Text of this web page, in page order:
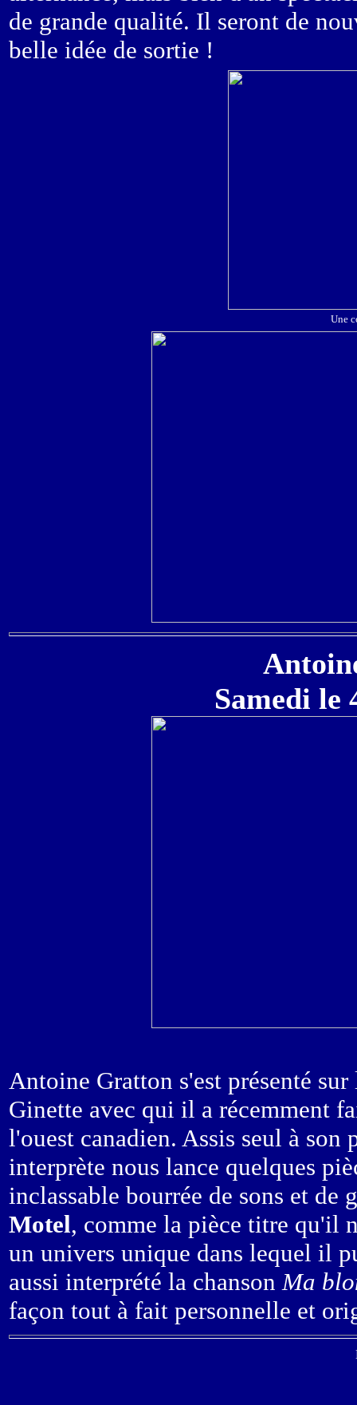
de grande qualité. Il seront de
belle idée de sortie !
Une
Samedi le
Antoine Gratton s'est présenté
Ginette avec qui il a récemment
l'ouest canadien. Assis seul à
interprète nous lance quelques
inclassable bourrée de sons et
Motel, comme la pièce titre qu'il
un univers unique dans lequel il
aussi interprété la chansonMa
façon tout à fait personnelle et